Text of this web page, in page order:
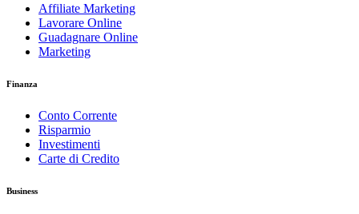
Affiliate Marketing
Lavorare Online
Guadagnare Online
Marketing
Finanza
Conto Corrente
Risparmio
Investimenti
Carte di Credito
Business